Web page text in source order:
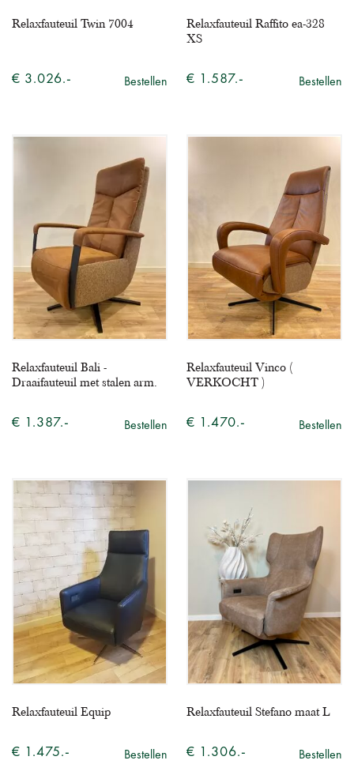
Relaxfauteuil Twin 7004
€ 3.026.- Bestellen
Relaxfauteuil Raffito ea-328
XS
€ 1.587.- Bestellen
Relaxfauteuil Bali -
Draaifauteuil met stalen arm.
€ 1.387.- Bestellen
Relaxfauteuil Vinco (
VERKOCHT )
€ 1.470.- Bestellen
Relaxfauteuil Equip
€ 1.475.- Bestellen
Relaxfauteuil Stefano maat L
€ 1.306.- Bestellen